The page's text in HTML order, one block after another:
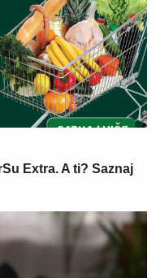
Extra. A ti? Saznaj